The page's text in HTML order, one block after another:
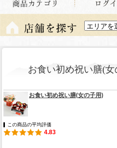
お食い初め祝い膳(
お食い初め祝い膳(女の子用)
この商品の平均評価
4.83